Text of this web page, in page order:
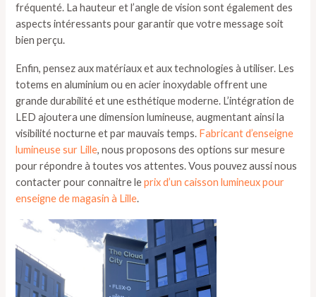
fréquenté. La hauteur et l’angle de vision sont également des
aspects intéressants pour garantir que votre message soit
bien perçu.
Enfin, pensez aux matériaux et aux technologies à utiliser. Les
totems en aluminium ou en acier inoxydable offrent une
grande durabilité et une esthétique moderne. L’intégration de
LED ajoutera une dimension lumineuse, augmentant ainsi la
visibilité nocturne et par mauvais temps. Fabricant d’enseigne
lumineuse sur Lille, nous proposons des options sur mesure
pour répondre à toutes vos attentes. Vous pouvez aussi nous
contacter pour connaitre leprix d’un caisson lumineux pour
enseigne de magasin à Lille.